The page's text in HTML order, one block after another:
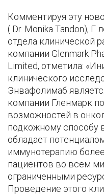
Комментируя эту
( Dr. Monika Tandon), Г
отдела клинической
компании Glenmark
Limited, отметила:
клинического
Энвафолимаб
компании Гленмарк
возможностей в
подкожному способу
обладает
иммунотерапию
пациентов во всем
ограниченными
Проведение этого